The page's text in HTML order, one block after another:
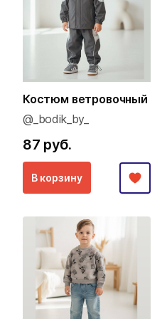
Костюм ветровочный
@_bodik_by_
87 руб.
В корзину